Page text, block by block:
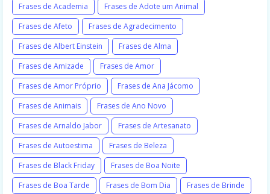
Frases de Academia
Frases de Adote um Animal
Frases de Afeto
Frases de Agradecimento
Frases de Albert Einstein
Frases de Alma
Frases de Amizade
Frases de Amor
Frases de Amor Próprio
Frases de Ana Jácomo
Frases de Animais
Frases de Ano Novo
Frases de Arnaldo Jabor
Frases de Artesanato
Frases de Autoestima
Frases de Beleza
Frases de Black Friday
Frases de Boa Noite
Frases de Boa Tarde
Frases de Bom Dia
Frases de Brinde